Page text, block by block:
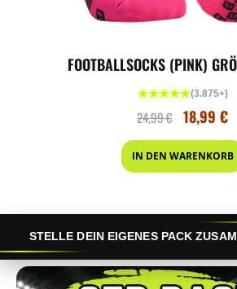
FOOTBALLSOCKS (PINK)
★★★★★(3.875+)
24,99€ 18,99 €
IN DEN WARENKORB
STELLE DEIN EIGENES PACK